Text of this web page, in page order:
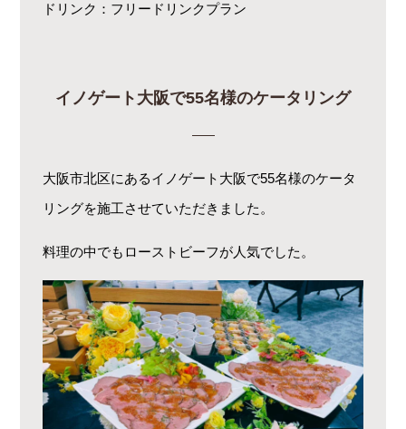
ドリンク：フリードリンクプラン
イノゲート大阪で55名様のケータリング
大阪市北区にあるイノゲート大阪で55名様のケータ
リングを施工させていただきました。
料理の中でもローストビーフが人気でした。